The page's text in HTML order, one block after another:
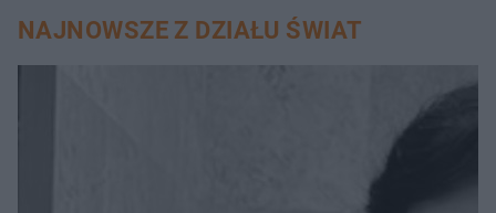
NAJNOWSZE Z DZIAŁU ŚWIAT